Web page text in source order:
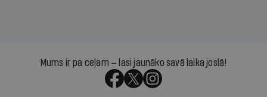
Mums ir pa ceļam — lasi jaunāko savā laika joslā!